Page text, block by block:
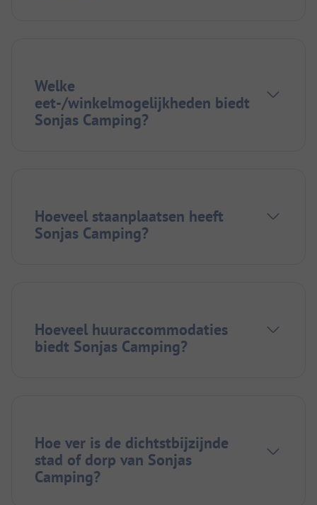
Welke
eet-/winkelmogelijkheden biedt
Sonjas Camping?
Hoeveel staanplaatsen heeft
Sonjas Camping?
Hoeveel huuraccommodaties
biedt Sonjas Camping?
Hoe ver is de dichtstbijzijnde
stad of dorp van Sonjas
Camping?